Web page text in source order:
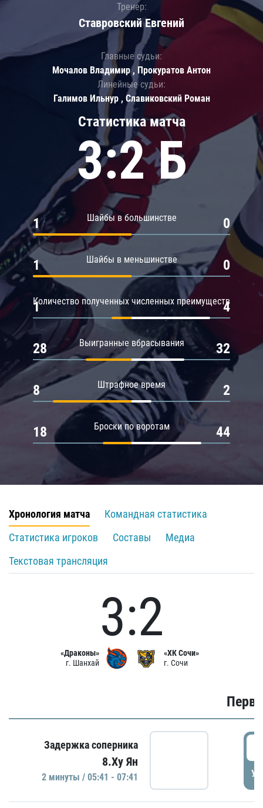
Статистика матча
3:2 Б
Шайбы в большинстве
1 0
Шайбы в меньшинстве
1 0
Количество полученных численных преимуществ
1 4
Выигранные вбрасывания
28 32
Штрафное время
8 2
Броски по воротам
18 44
Тренер:
Ставровский Евгений
Главные судьи:
Мочалов Владимир , Прокуратов Антон
Линейные судьи:
Галимов Ильнур , Славиковский Роман
Хронология матча
Командная статистика
Статистика игроков
Составы
Медиа
Текстовая трансляция
«Драконы»
г. Шанхай
3:2
«ХК Сочи»
г. Сочи
Задержка соперника
8.Ху Ян
2 минуты / 05:41 - 07:41